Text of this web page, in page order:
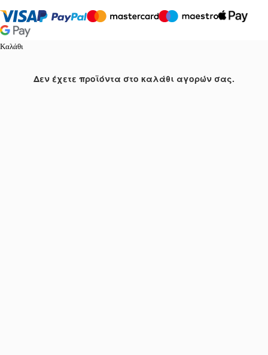
Καλάθι
Δεν έχετε προϊόντα στο καλάθι αγορών σας.